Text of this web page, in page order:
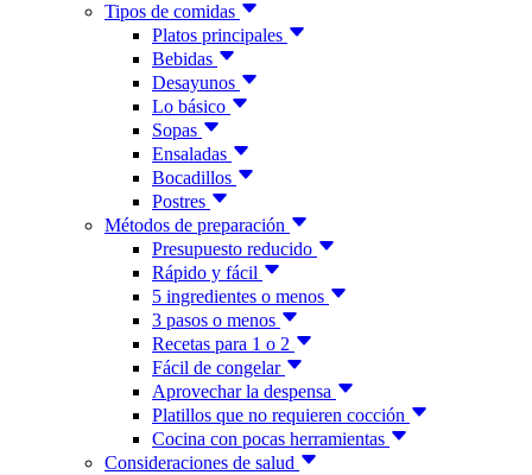
Tipos de comidas
Platos principales
Bebidas
Desayunos
Lo básico
Sopas
Ensaladas
Bocadillos
Postres
Métodos de preparación
Presupuesto reducido
Rápido y fácil
5 ingredientes o menos
3 pasos o menos
Recetas para 1 o 2
Fácil de congelar
Aprovechar la despensa
Platillos que no requieren cocción
Cocina con pocas herramientas
Consideraciones de salud